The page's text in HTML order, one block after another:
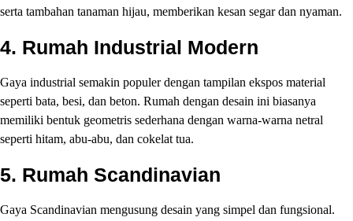
serta tambahan tanaman hijau, memberikan kesan segar dan nyaman.
4. Rumah Industrial Modern
Gaya industrial semakin populer dengan tampilan ekspos material
seperti bata, besi, dan beton. Rumah dengan desain ini biasanya
memiliki bentuk geometris sederhana dengan warna-warna netral
seperti hitam, abu-abu, dan cokelat tua.
5. Rumah Scandinavian
Gaya Scandinavian mengusung desain yang simpel dan fungsional.